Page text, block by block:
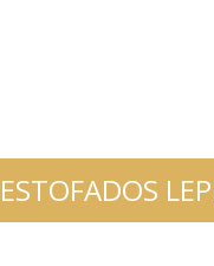
ESTOFADOS